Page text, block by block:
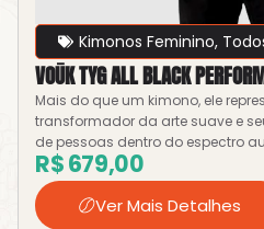
Kimonos Feminino,
VOŪK TYG ALL BLACK
Mais do que um kimono, ele
transformador da arte suave e
de pessoas dentro do espectro
R$679,00
Ver Mais Detalhes